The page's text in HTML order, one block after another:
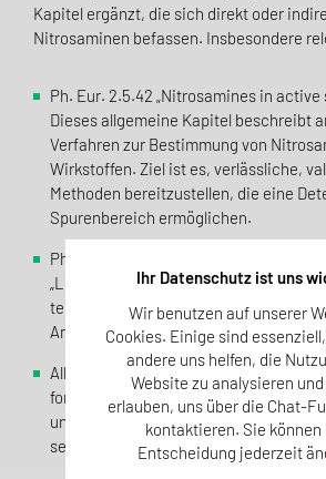
Kapitel ergänzt, die sich direkt oder
Nitrosaminen befassen. Insbesondere
Ph. Eur. 2.5.42 „Nitrosamines in active
Dieses allgemeine Kapitel beschreibt
Verfahren zur Bestimmung von
Wirkstoffen. Ziel ist es, verlässliche,
Methoden bereitzustellen, die eine
Spurenbereich ermöglichen.
Ph. Eur. 2.2.46 „Gaschromatography“
„Liquid Chromatography“: Beide
technische Basis für viele der
Analysemethoden.
Allgemeine Monographien: Hier wird
formuliert, dass Wirkstoffe und
unerwünschten Verunreinigungen wie
sein müssen, sofern nicht anders
Ihr Datenschutz ist uns
Wir benutzen auf unserer
Cookies. Einige sind
andere uns helfen, die
Website zu analysieren
erlauben, uns über die Chat-
kontaktieren. Sie können
Entscheidung jederzeit